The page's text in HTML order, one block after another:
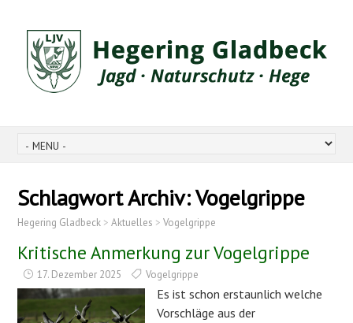
Schlagwort Archiv:Vogelgrippe
Hegering Gladbeck >Aktuelles >Vogelgrippe
Kritische Anmerkung zur Vogelgrippe
17. Dezember 2025 Vogelgrippe
Es ist schon erstaunlich welche
Vorschläge aus der